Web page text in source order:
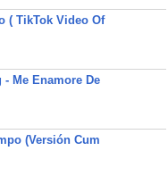
( TikTok Video Of
Me Enamore De
(Versión Cum